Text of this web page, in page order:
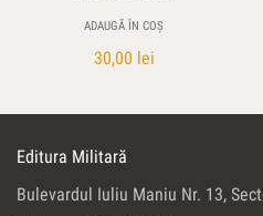
ADAUGĂ ÎN COȘ
30,00 lei
Editura Militară
Bulevardul Iuliu Maniu Nr. 13,